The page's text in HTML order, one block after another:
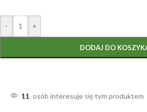
- +
DODAJ DO
11 osób interesuje się tym produktem